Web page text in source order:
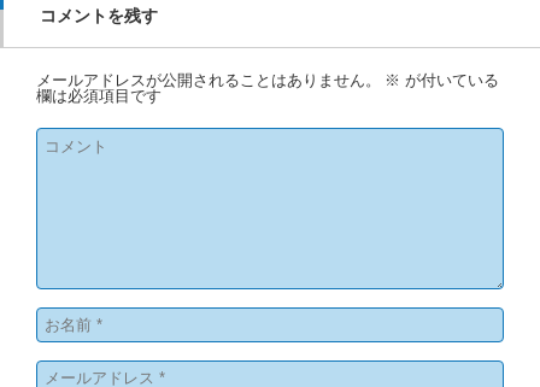
コメントを残す
メールアドレスが公開されることはありません。 ※ が付いている
欄は必須項目です